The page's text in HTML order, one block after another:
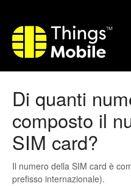
Di quanti
composto il
SIM card?
Il numero della SIM card è
prefisso internazionale).